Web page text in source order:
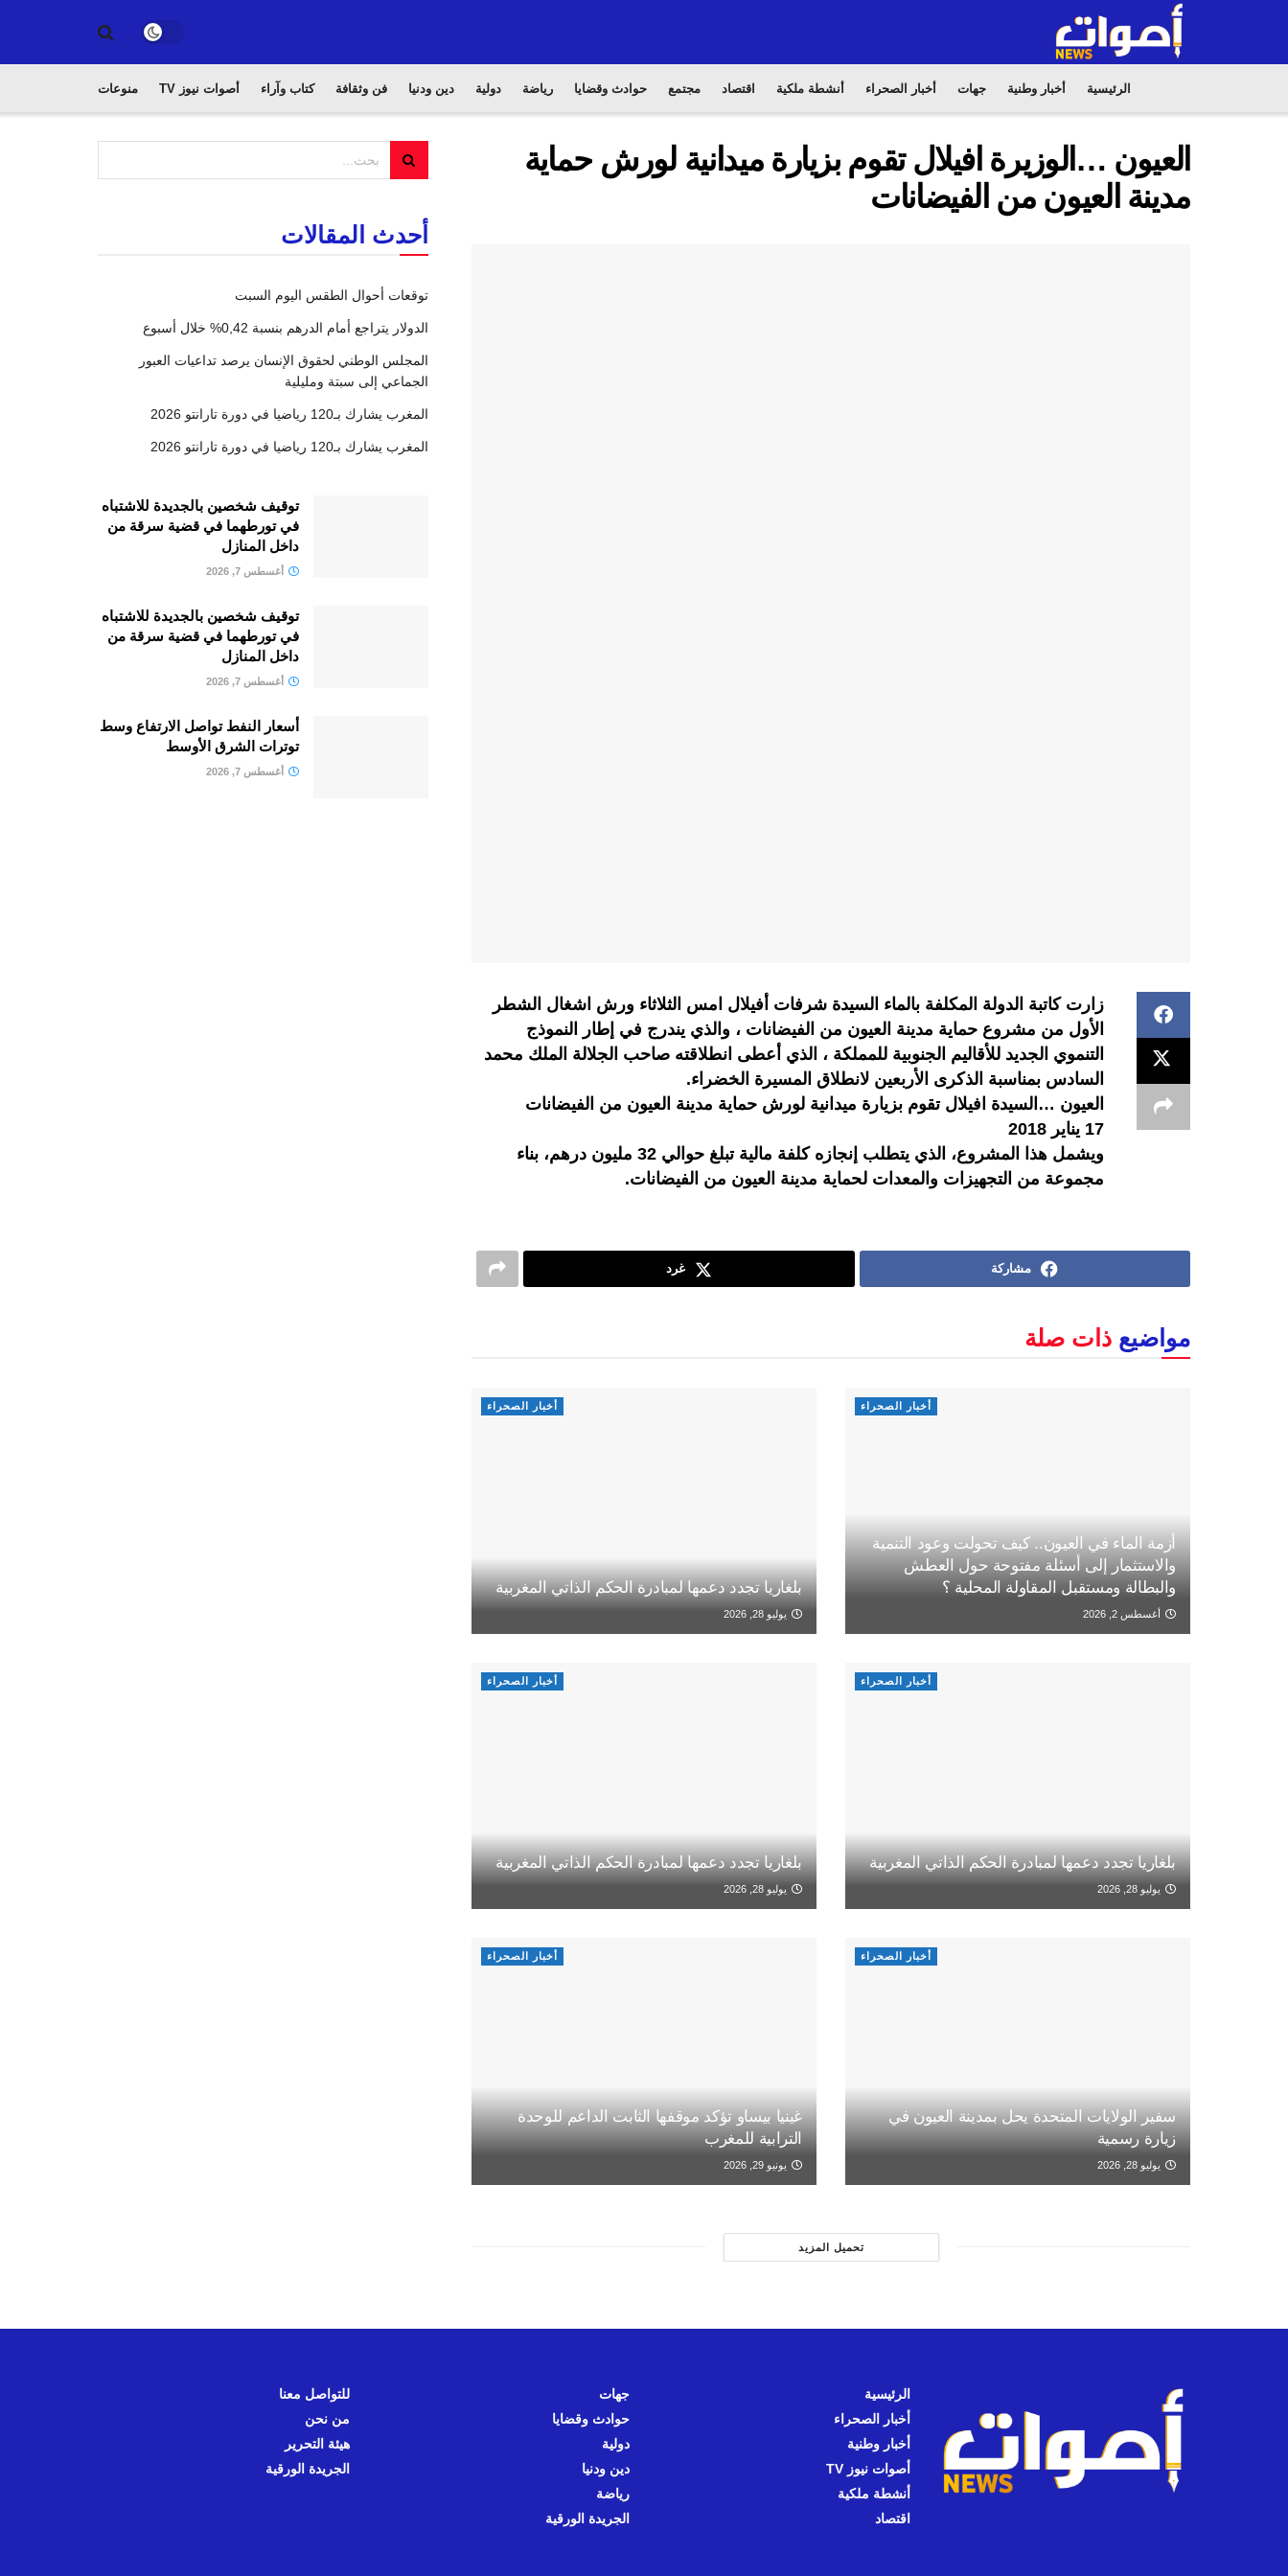
الرئيسية أخبار وطنية جهات أخبار الصحراء أنشطة ملكية اقتصاد مجتمع حوادث وقضايا رياضة دولية دين ودنيا فن وثقافة كتاب وآراء أصوات نيوز TV منوعات
العيون …الوزيرة افيلال تقوم بزيارة ميدانية لورش حماية
مدينة العيون من الفيضانات
زارت كاتبة الدولة المكلفة بالماء السيدة شرفات أفيلال امس الثلاثاء ورش اشغال الشطر
الأول من مشروع حماية مدينة العيون من الفيضانات ، والذي يندرج في إطار النموذج
التنموي الجديد للأقاليم الجنوبية للمملكة ، الذي أعطى انطلاقته صاحب الجلالة الملك محمد
السادس بمناسبة الذكرى الأربعين لانطلاق المسيرة الخضراء.
العيون …السيدة افيلال تقوم بزيارة ميدانية لورش حماية مدينة العيون من الفيضانات
17 يناير 2018
ويشمل هذا المشروع، الذي يتطلب إنجازه كلفة مالية تبلغ حوالي 32 مليون درهم، بناء
مجموعة من التجهيزات والمعدات لحماية مدينة العيون من الفيضانات.
مشاركة غرد
مواضيع ذات صلة
أخبار الصحراء
أزمة الماء في العيون.. كيف تحولت وعود التنمية
والاستثمار إلى أسئلة مفتوحة حول العطش
والبطالة ومستقبل المقاولة المحلية ؟
أغسطس 2, 2026
أخبار الصحراء
بلغاريا تجدد دعمها لمبادرة الحكم الذاتي المغربية
يوليو 28, 2026
أخبار الصحراء
بلغاريا تجدد دعمها لمبادرة الحكم الذاتي المغربية
يوليو 28, 2026
أخبار الصحراء
بلغاريا تجدد دعمها لمبادرة الحكم الذاتي المغربية
يوليو 28, 2026
أخبار الصحراء
سفير الولايات المتحدة يحل بمدينة العيون في
زيارة رسمية
يوليو 28, 2026
أخبار الصحراء
غينيا بيساو تؤكد موقفها الثابت الداعم للوحدة
الترابية للمغرب
يونيو 29, 2026
تحميل المزيد
أحدث المقالات
توقعات أحوال الطقس اليوم السبت
الدولار يتراجع أمام الدرهم بنسبة 0,42% خلال أسبوع
المجلس الوطني لحقوق الإنسان يرصد تداعيات العبور
الجماعي إلى سبتة ومليلية
المغرب يشارك بـ120 رياضيا في دورة تارانتو 2026
المغرب يشارك بـ120 رياضيا في دورة تارانتو 2026
توقيف شخصين بالجديدة للاشتباه
في تورطهما في قضية سرقة من
داخل المنازل
أغسطس 7, 2026
توقيف شخصين بالجديدة للاشتباه
في تورطهما في قضية سرقة من
داخل المنازل
أغسطس 7, 2026
أسعار النفط تواصل الارتفاع وسط
توترات الشرق الأوسط
أغسطس 7, 2026
الرئيسية
أخبار الصحراء
أخبار وطنية
أصوات نيوز TV
أنشطة ملكية
اقتصاد
جهات
حوادث وقضايا
دولية
دين ودنيا
رياضة
الجريدة الورقية
للتواصل معنا
من نحن
هيئة التحرير
الجريدة الورقية